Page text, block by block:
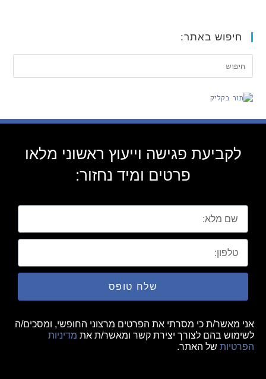
חיפוש באתר:
לקביעת פגישה וייעוץ ראשוני מלאו
פרטים ומיד נחזור:
שלח טופס
אני מאשר/ת כי מסרתי את הפרטים מרצוני החופשי, ומסכים/ה
לשימוש בהם לצורך יצירת קשר ומאשר/ת את מדיניות
הפרטיות של האתר.